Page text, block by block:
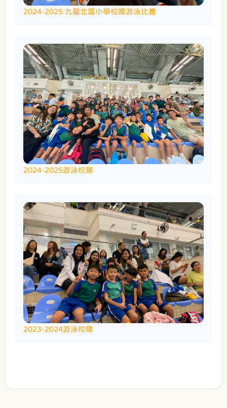
2024-2025 九龍北區小學校際游泳比賽
2024-2025游泳校隊
2023-2024游泳校隊